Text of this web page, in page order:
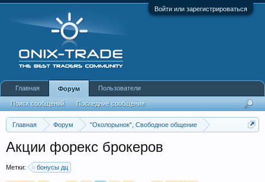
Войти или зарегистрироваться
Главная Форум
"Околорынок", Свободное общение
Акции форекс брокеров
Метки: бонусы дц
Главная Форум
Поиск сообщений Последние сообщения
Пользователи